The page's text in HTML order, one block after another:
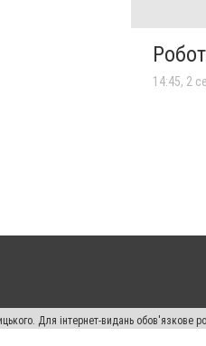
14:45, 2
Для інтернет-видань обов'язкове